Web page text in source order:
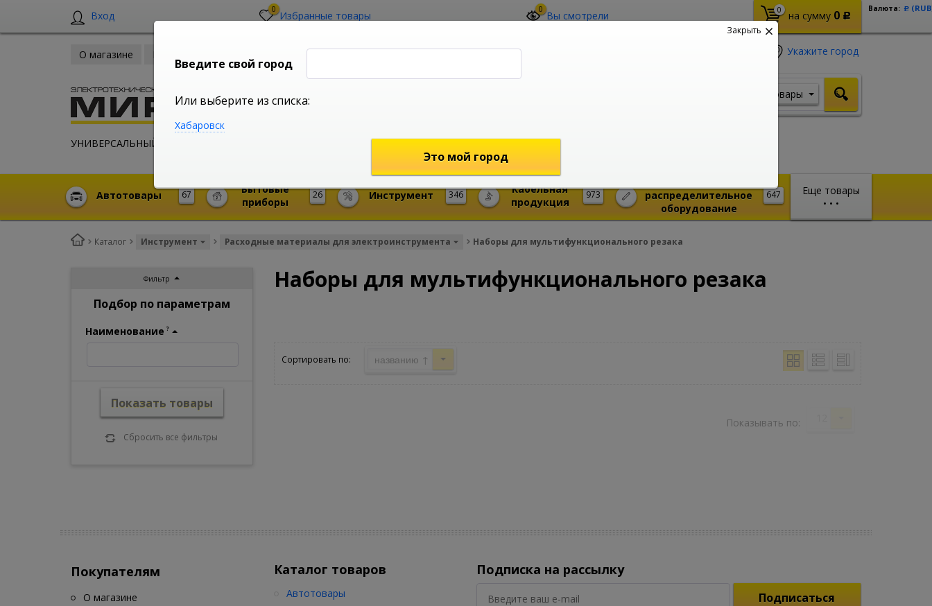
Вход 0 Избранные товары 0 Вы смотрели 0 на сумму 0 Р
Валюта: Р
О магазине
УНИВЕРСАЛЬНЫЙ ИНТЕРНЕТ МАГАЗИН
Укажите город
shop@mireks.ru
Товары
Еще товары
• • •
67
Автотовары 26
Бытовые
приборы
346
Инструмент 973
Кабельная
продукция
647
распределительное
оборудование
Каталог Инструмент Расходные материалы для электроинструмента Наборы для мультифункционального резака
Фильтр
Подбор по параметрам
Наименование ?
Показать товары
Сбросить все фильтры
Наборы для мультифункционального резака
Сортировать по: названию ↑
Показывать по:
Покупателям
О магазине
Каталог товаров
Автотовары
Подписка на рассылку
Подписаться
Закрыть
Введите свой город
Или выберите из списка:
Хабаровск
Это мой город